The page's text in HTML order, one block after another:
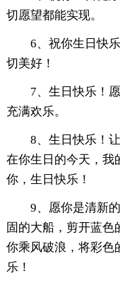
切愿望都能实现。
6、祝你生日快
切美好！
7、生日快乐！
充满欢乐。
8、生日快乐！
在你生日的今天，我
你，生日快乐！
9、愿你是清新
固的大船，剪开蓝
你乘风破浪，将彩色
乐！